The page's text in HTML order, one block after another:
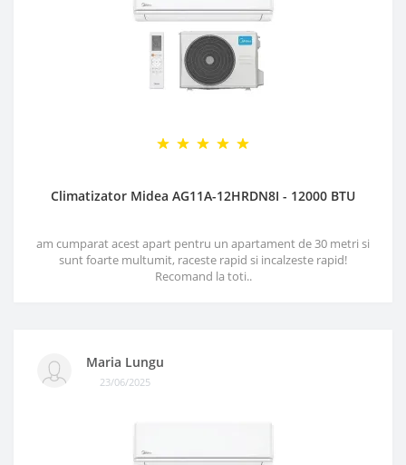
Climatizator Midea AG11A-12HRDN8I - 12000 BTU
am cumparat acest apart pentru un apartament de 30 metri si
sunt foarte multumit, raceste rapid si incalzeste rapid!
Recomand la toti..
Maria Lungu
23/06/2025